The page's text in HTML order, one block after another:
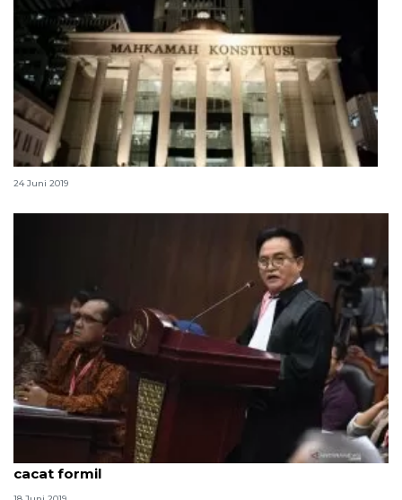
MK telah kirimkan surat panggilan sidang putusan
24 Juni 2019
Sidang MK, permohonan Prabowo-Sandi dinilai
cacat formil